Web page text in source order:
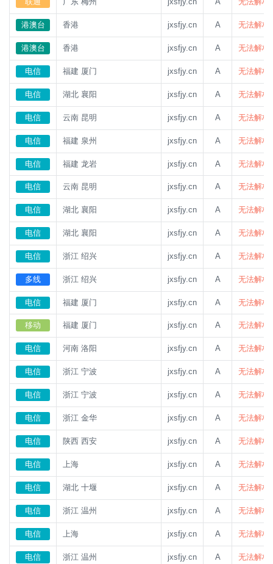
港澳台 香港 jxsfjy.cn A 无法解析
港澳台 香港 jxsfjy.cn A 无法解析
电信 福建 厦门 jxsfjy.cn A 无法解析
电信 湖北 襄阳 jxsfjy.cn A 无法解析
电信 云南 昆明 jxsfjy.cn A 无法解析
电信 福建 泉州 jxsfjy.cn A 无法解析
电信 福建 龙岩 jxsfjy.cn A 无法解析
电信 云南 昆明 jxsfjy.cn A 无法解析
电信 湖北 襄阳 jxsfjy.cn A 无法解析
电信 湖北 襄阳 jxsfjy.cn A 无法解析
电信 浙江 绍兴 jxsfjy.cn A 无法解析
多线 浙江 绍兴 jxsfjy.cn A 无法解析
电信 福建 厦门 jxsfjy.cn A 无法解析
移动 福建 厦门 jxsfjy.cn A 无法解析
电信 河南 洛阳 jxsfjy.cn A 无法解析
电信 浙江 宁波 jxsfjy.cn A 无法解析
电信 浙江 宁波 jxsfjy.cn A 无法解析
电信 浙江 金华 jxsfjy.cn A 无法解析
电信 陕西 西安 jxsfjy.cn A 无法解析
电信 上海 jxsfjy.cn A 无法解析
电信 湖北 十堰 jxsfjy.cn A 无法解析
电信 浙江 温州 jxsfjy.cn A 无法解析
电信 上海 jxsfjy.cn A 无法解析
电信 浙江 温州 jxsfjy.cn A 无法解析